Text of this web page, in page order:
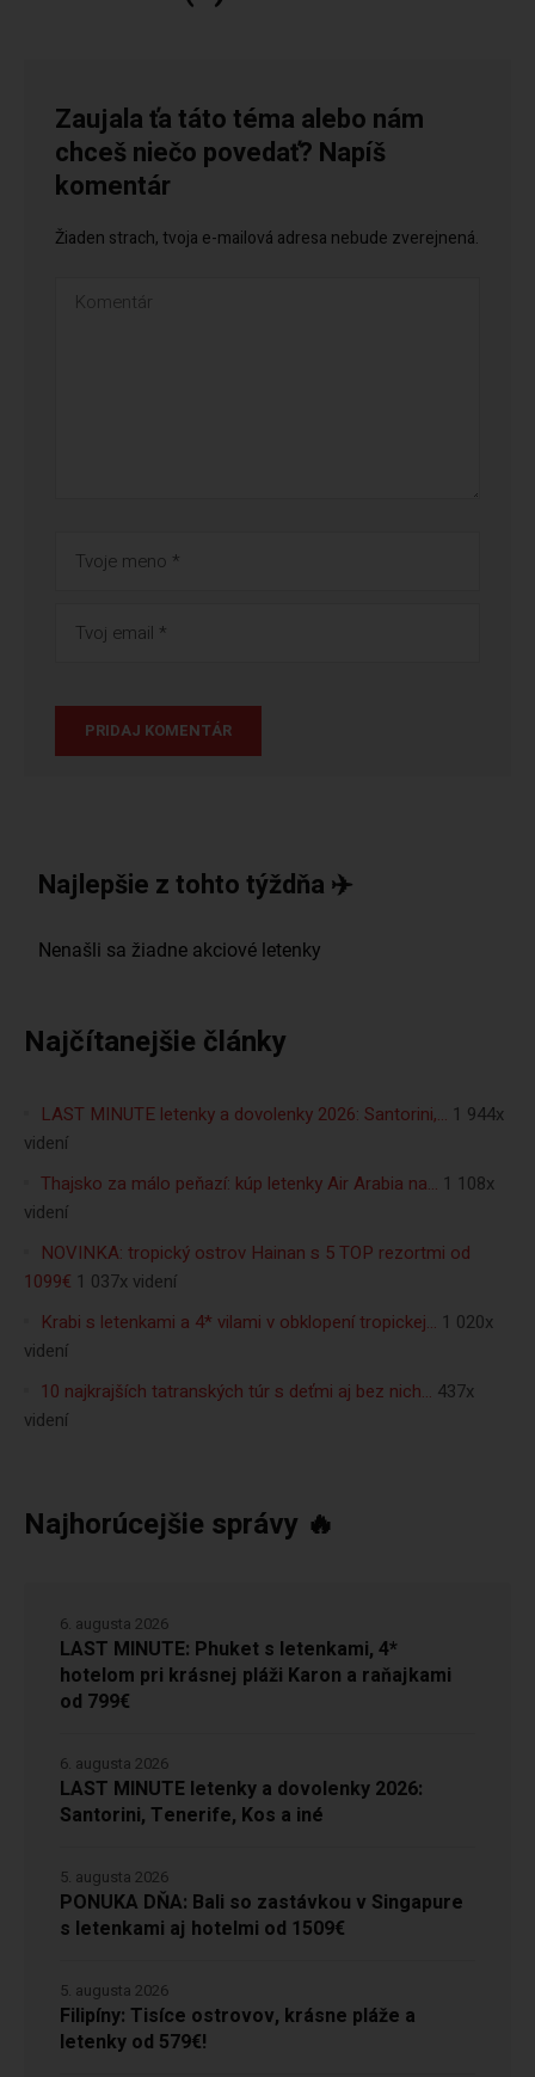
Zaujala ťa táto téma alebo nám
chceš niečo povedať? Napíš
komentár
Žiaden strach, tvoja e-mailová adresa nebude zverejnená.
Najlepšie z tohto týždňa ✈️
Najčítanejšie články
LAST MINUTE letenky a dovolenky 2026: Santorini,… 1 944x
videní
Thajsko za málo peňazí: kúp letenky Air Arabia na… 1 108x
videní
NOVINKA: tropický ostrov Hainan s 5 TOP rezortmi od
1099€ 1 037x videní
Krabi s letenkami a 4* vilami v obklopení tropickej… 1 020x
videní
10 najkrajších tatranských túr s deťmi aj bez nich… 437x
videní
Najhorúcejšie správy 🔥
LAST MINUTE: Phuket s letenkami, 4*
hotelom pri krásnej pláži Karon a raňajkami
od 799€
6. augusta 2026
LAST MINUTE letenky a dovolenky 2026:
Santorini, Tenerife, Kos a iné
6. augusta 2026
PONUKA DŇA: Bali so zastávkou v Singapure
s letenkami aj hotelmi od 1509€
5. augusta 2026
Filipíny: Tisíce ostrovov, krásne pláže a
letenky od 579€!
5. augusta 2026